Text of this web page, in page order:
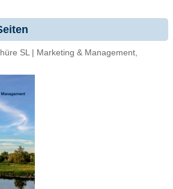
SL | Marketing & Management,